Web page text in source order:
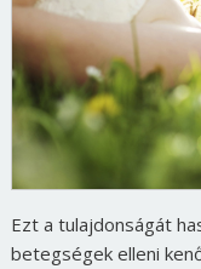
Ezt a tulajdonságát
betegségek elleni